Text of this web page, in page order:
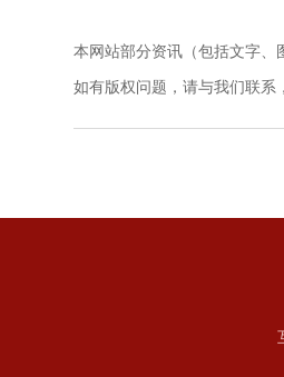
本网站部分资讯（包括文字、
如有版权问题，请与我们联系